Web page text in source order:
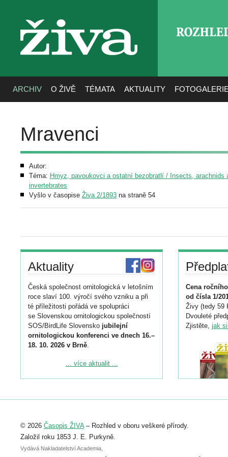
živa
ARCHIV O ŽIVĚ TÉMATA AKTUALITY
Mravenci
Autor:
Téma: Hmyz, pavoukovci a ostatní bezobratlí / Insects, arachnids
invertebrates
Vyšlo v časopise Živa 2/1893 na straně 54
Aktuality
Česká společnost ornitologická v letošním
roce slaví 100. výročí svého vzniku a při
té příležitosti pořádá ve spolupráci
se Slovenskou ornitologickou společností
SOS/BirdLife Slovensko jubilejní
ornitologickou konferenci ve dnech 16.–
18. 10. 2026 v Brně.
Podrobnější informace ke konferenci
Registrovat se můžete do 6. září.
abstraktu přihlášené přednášky nebo
posteru je už 30. června.
... více aktualit ...
Cena
od čísla 1/
Živy (tedy 59
Dvouleté
Zjistěte, jak
© 2026 Časopis ŽIVA– Rozhled v oboru veškeré přírody.
Založil roku 1853 J. E. Purkyně.
Vydává Nakladatelství Academia,